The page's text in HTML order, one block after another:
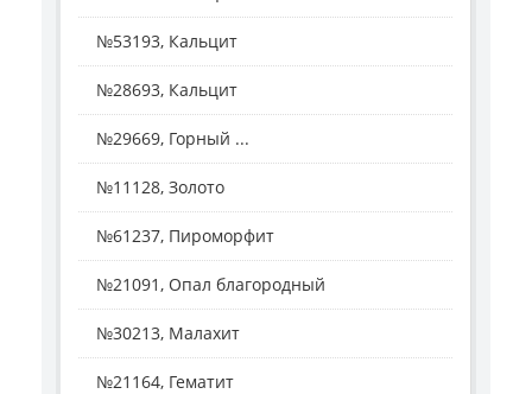
№53193, Кальцит
№28693, Кальцит
№29669, Горный ...
№11128, Золото
№61237, Пироморфит
№21091, Опал благородный
№30213, Малахит
№21164, Гематит